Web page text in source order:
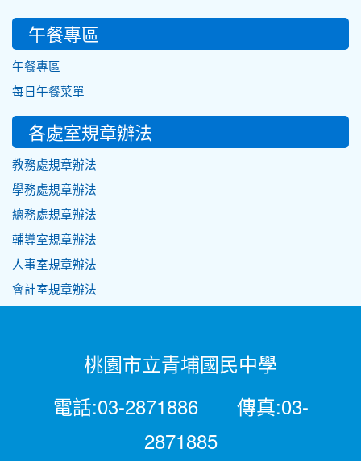
午餐專區
午餐專區
每日午餐菜單
各處室規章辦法
教務處規章辦法
學務處規章辦法
總務處規章辦法
輔導室規章辦法
人事室規章辦法
會計室規章辦法
桃園市立青埔國民中學
電話:03-2871886 傳真:03-
2871885